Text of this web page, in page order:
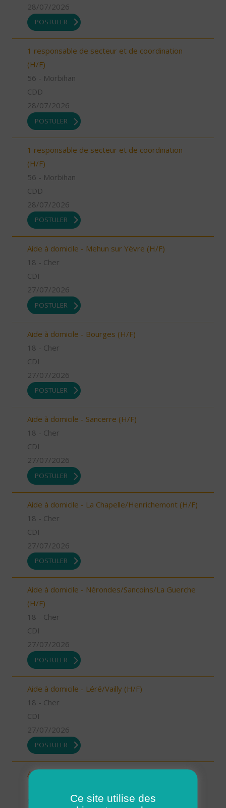
28/07/2026
POSTULER
1 responsable de secteur et de coordination
(H/F)
56 - Morbihan
CDD
28/07/2026
POSTULER
1 responsable de secteur et de coordination
(H/F)
56 - Morbihan
CDD
28/07/2026
POSTULER
Aide à domicile - Mehun sur Yèvre (H/F)
18 - Cher
CDI
27/07/2026
POSTULER
Aide à domicile - Bourges (H/F)
18 - Cher
CDI
27/07/2026
POSTULER
Aide à domicile - Sancerre (H/F)
18 - Cher
CDI
27/07/2026
POSTULER
Aide à domicile - La Chapelle/Henrichemont (H/F)
18 - Cher
CDI
27/07/2026
POSTULER
Aide à domicile - Nérondes/Sancoins/La Guerche
(H/F)
18 - Cher
CDI
27/07/2026
POSTULER
Aide à domicile - Léré/Vailly (H/F)
18 - Cher
CDI
27/07/2026
POSTULER
Aide-soignant/Aide-soignante à domicile (H/F)
Ce site utilise des